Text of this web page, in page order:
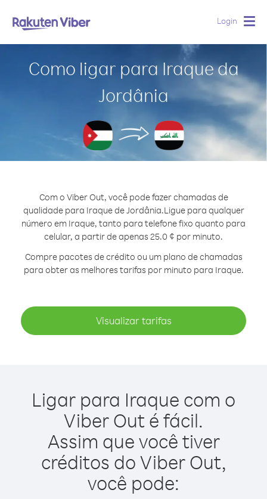
Login
Como ligar para Iraque da
Jordânia
Com o Viber Out, você pode fazer chamadas de
qualidade para Iraque de Jordânia.Ligue para qualquer
número em Iraque, tanto para telefone fixo quanto para
celular, a partir de apenas 25.0 ¢ por minuto.
Compre pacotes de crédito ou um plano de chamadas
para obter as melhores tarifas por minuto para Iraque.
Visualizar tarifas
Ligar para Iraque com o
Viber Out é fácil.
Assim que você tiver
créditos do Viber Out,
você pode: